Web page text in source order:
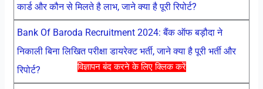
विज्ञापन बंद करने के लिए क्लिक करें
कार्ड और कौन से मिलते है लाभ, जाने क्या है पूरी रिपोर्ट?
Bank Of Baroda Recruitment 2024: बैंक ऑफ बड़ौदा ने
निकाली बिना लिखित परीक्षा डायरेक्ट भर्ती, जाने क्या है पूरी भर्ती और
रिपोर्ट?